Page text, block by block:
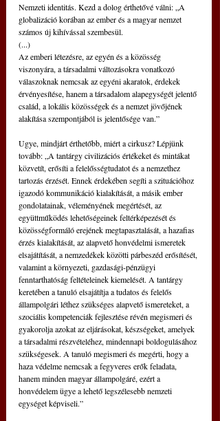
Nemzeti identitás. Kezd a dolog érthetővé válni: „A
globalizáció korában az ember és a magyar nemzet
számos új kihívással szembesül.
(...)
Az emberi létezésre, az egyén és a közösség
viszonyára, a társadalmi változásokra vonatkozó
válaszoknak nemcsak az egyéni akaratok, érdekek
érvényesítése, hanem a társadalom alapegységét jelentő
család, a lokális közösségek és a nemzet jövőjének
alakítása szempontjából is jelentősége van.”
Ugye, mindjárt érthetőbb, miért a cirkusz? Lépjünk
tovább: „A tantárgy civilizációs értékeket és mintákat
közvetít, erősíti a felelősségtudatot és a nemzethez
tartozás érzését. Ennek érdekében segíti a szituációhoz
igazodó kommunikáció kialakítását, a másik ember
gondolatainak, véleményének megértését, az
együttműködés lehetőségeinek feltérképezését és
közösségformáló erejének megtapasztalását, a hazafias
érzés kialakítását, az alapvető honvédelmi ismeretek
elsajátítását, a nemzedékek közötti párbeszéd erősítését,
valamint a környezeti, gazdasági-pénzügyi
fenntarthatóság feltételeinek kiemelését. A tantárgy
keretében a tanuló elsajátítja a tudatos és felelős
állampolgári léthez szükséges alapvető ismereteket, a
szociális kompetenciák fejlesztése révén megismeri és
gyakorolja azokat az eljárásokat, készségeket, amelyek
a társadalmi részvételéhez, mindennapi boldogulásához
szükségesek. A tanuló megismeri és megérti, hogy a
haza védelme nemcsak a fegyveres erők feladata,
hanem minden magyar állampolgáré, ezért a
honvédelem ügye a lehető legszélesebb nemzeti
egységet képviseli.”